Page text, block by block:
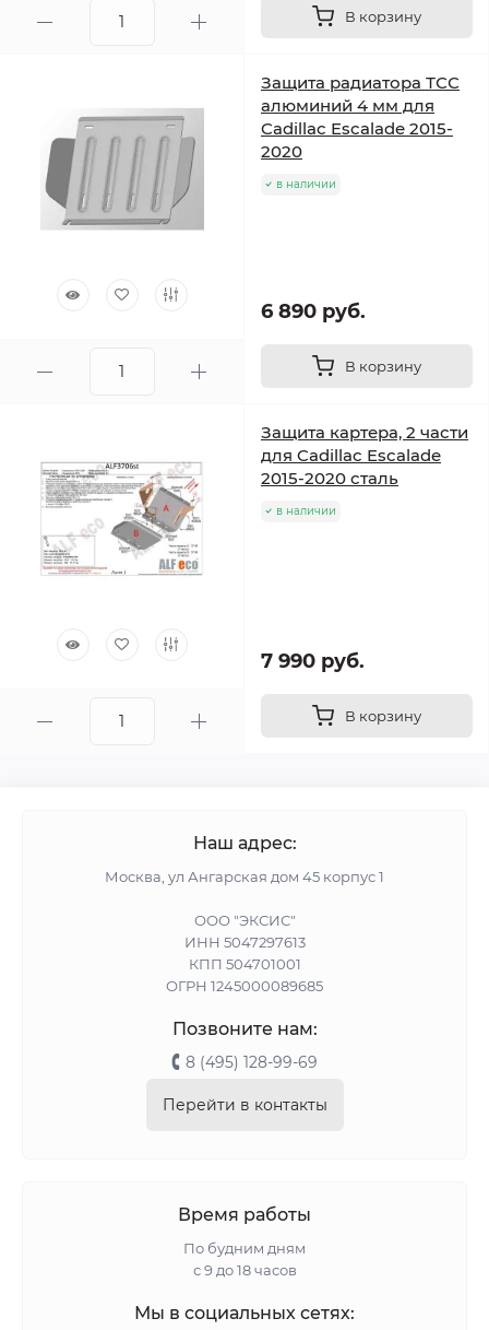
В корзину
Защита радиатора ТСС
алюминий 4 мм для
Cadillac Escalade 2015-
2020
в наличии
6 890 руб.
В корзину
Защита картера, 2 части
для Cadillac Escalade
2015-2020 сталь
в наличии
7 990 руб.
В корзину
Наш адрес:
Москва, ул Ангарская дом 45 корпус 1
ООО "ЭКСИС"
ИНН 5047297613
КПП 504701001
ОГРН 1245000089685
Позвоните нам:
8 (495) 128-99-69
Перейти в контакты
Время работы
По будним дням
с 9 до 18 часов
Мы в социальных сетях: